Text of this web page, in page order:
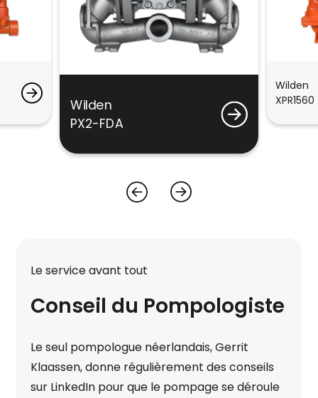
Wilden
PX2-FDA
Wilden
XPR1560
Le service avant tout
Conseil du Pompologiste
Le seul pompologue néerlandais, Gerrit
Klaassen, donne régulièrement des conseils
sur LinkedIn pour que le pompage se déroule